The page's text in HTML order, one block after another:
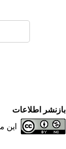
بازنشر اطلاعات
این